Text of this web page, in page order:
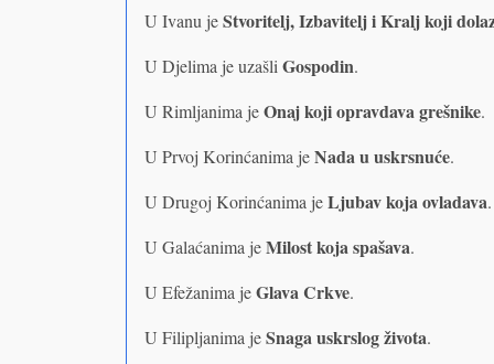
U Ivanu jeStvoritelj, Izbavitelj iKralj koji
U Djelima je uzašli Gospodin.
U Rimljanima jeOnaj koji opravdava grešnike.
U Prvoj Korinćanima jeNada u uskrsnuće.
U Drugoj Korinćanima jeLjubav koja ovladava.
U Galaćanima jeMilost koja spašava.
U Efežanima jeGlava Crkve.
U Filipljanima jeSnaga uskrslog života.